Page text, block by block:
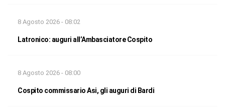
8 Agosto 2026 - 08:02
Latronico: auguri all’Ambasciatore Cospito
8 Agosto 2026 - 08:00
Cospito commissario Asi, gli auguri di Bardi